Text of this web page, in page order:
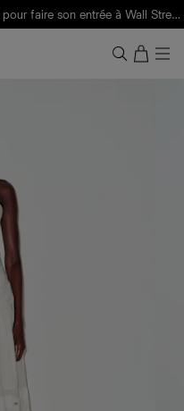
pour faire son entrée à Wall Street.